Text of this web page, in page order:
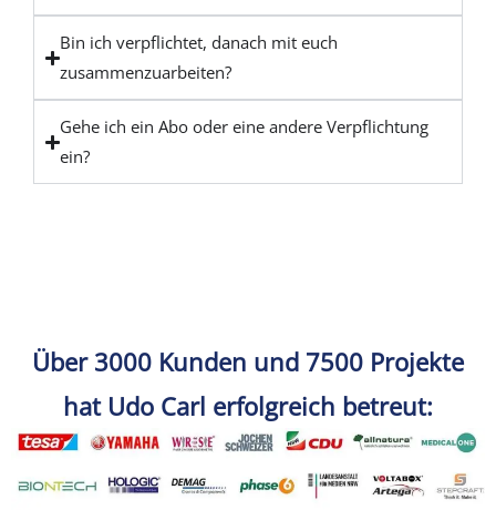
Bin ich verpflichtet, danach mit euch
zusammenzuarbeiten?
Gehe ich ein Abo oder eine andere Verpflichtung
ein?
Über 3000 Kunden und 7500 Projekte
hat Udo Carl erfolgreich betreut: